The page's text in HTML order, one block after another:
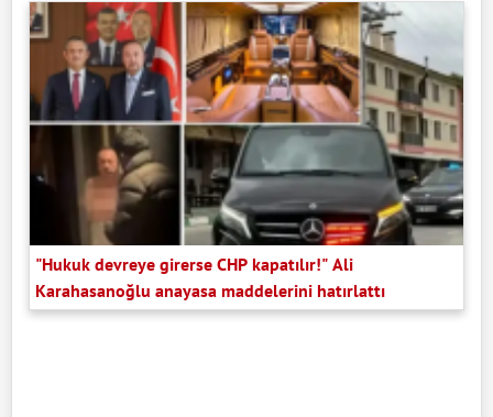
"Hukuk devreye girerse CHP kapatılır!" Ali
Karahasanoğlu anayasa maddelerini hatırlattı